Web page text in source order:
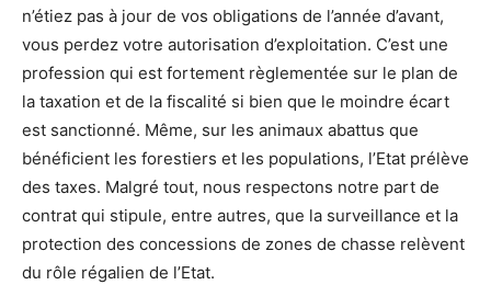
n’étiez pas à jour de vos obligations de l’année d’avant,
vous perdez votre autorisation d’exploitation. C’est une
profession qui est fortement règlementée sur le plan de
la taxation et de la fiscalité si bien que le moindre écart
est sanctionné. Même, sur les animaux abattus que
bénéficient les forestiers et les populations, l’Etat prélève
des taxes. Malgré tout, nous respectons notre part de
contrat qui stipule, entre autres, que la surveillance et la
protection des concessions de zones de chasse relèvent
du rôle régalien de l’Etat.